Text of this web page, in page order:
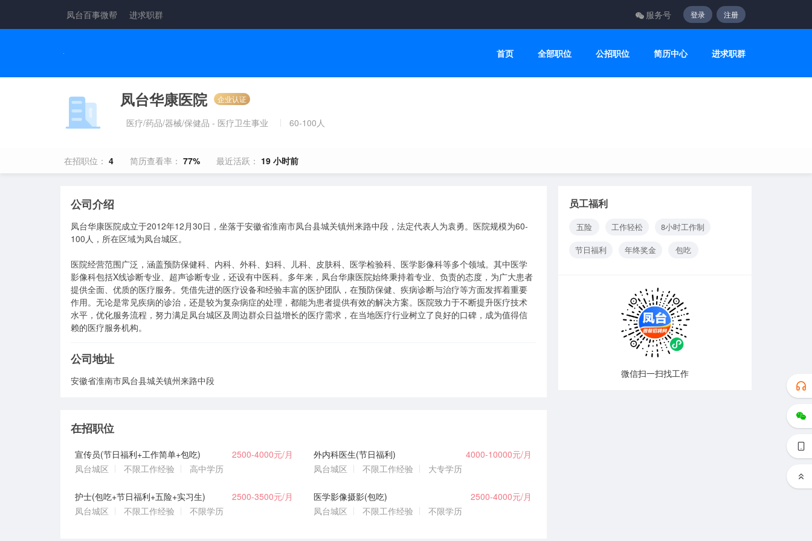
凤台百事微帮 进求职群 服务号 登录 注册
首页 全部职位 公招职位 简历中心 进求职群
凤台华康医院 企业认证
医疗/药品/器械/保健品 - 医疗卫生事业 60-100人
在招职位： 4 简历查看率： 77% 最近活跃： 19 小时前
公司介绍
凤台华康医院成立于2012年12月30日，坐落于安徽省淮南市凤台县城关镇州来路中段，法定代表人为袁勇。医院规模为60-
100人，所在区域为凤台城区。
医院经营范围广泛，涵盖预防保健科、内科、外科、妇科、儿科、皮肤科、医学检验科、医学影像科等多个领域。其中医学
影像科包括X线诊断专业、超声诊断专业，还设有中医科。多年来，凤台华康医院始终秉持着专业、负责的态度，为广大患者
提供全面、优质的医疗服务。凭借先进的医疗设备和经验丰富的医护团队，在预防保健、疾病诊断与治疗等方面发挥着重要
作用。无论是常见疾病的诊治，还是较为复杂病症的处理，都能为患者提供有效的解决方案。医院致力于不断提升医疗技术
水平，优化服务流程，努力满足凤台城区及周边群众日益增长的医疗需求，在当地医疗行业树立了良好的口碑，成为值得信
赖的医疗服务机构。
公司地址
安徽省淮南市凤台县城关镇州来路中段
在招职位
宣传员(节日福利+工作简单+包吃)
2500-4000元/月
凤台城区
不限工作经验 高中学历
外内科医生(节日福利)
4000-10000元/月
凤台城区
不限工作经验 大专学历
护士(包吃+节日福利+五险+实习生)
2500-3500元/月
凤台城区
不限工作经验 不限学历
医学影像摄影(包吃)
2500-4000元/月
凤台城区
不限工作经验 不限学历
员工福利
五险 工作轻松
8小时工作制
节日福利
年终奖金 包吃
微信扫一扫找工作